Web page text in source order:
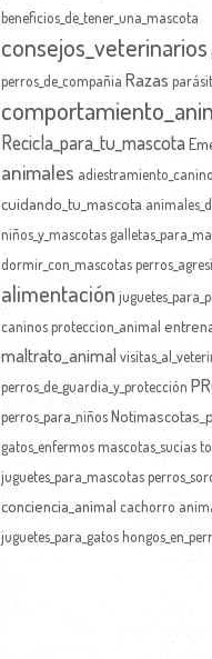
beneficios_de_tener_una_mascota
consejos_veterinarios
perros_de_compañia Razas
Recicla_para_tu_mascota
animales adiestramiento_canino
cuidando_tu_mascota
niños_y_mascotas
dormir_con_mascotas
alimentación
caninosproteccion_animal
maltrato_animal
perros_de_guardia_y_protección
perros_para_niños
gatos_enfermos mascotas_sucias
juguetes_para_mascotas
conciencia_animal cachorro
juguetes_para_gatos